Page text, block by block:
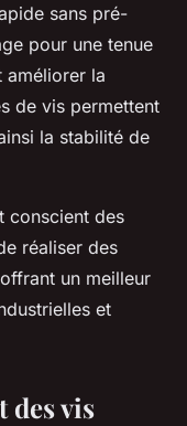
sans pré-
pour une tenue
améliorer la
de vis permettent
la stabilité de
conscient des
réaliser des
un meilleur
et
des vis